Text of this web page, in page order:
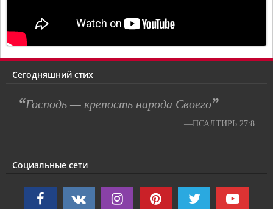
Сегодняшний стих
“Господь — крепость народа Своего”
—ПСАЛТИРЬ 27:8
Социальные сети